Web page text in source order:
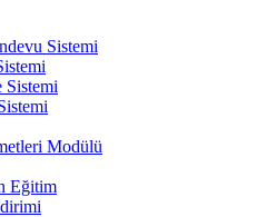
Sistemi
Sistemi
Modülü
Eğitim